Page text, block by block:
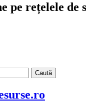
pe rețelele de